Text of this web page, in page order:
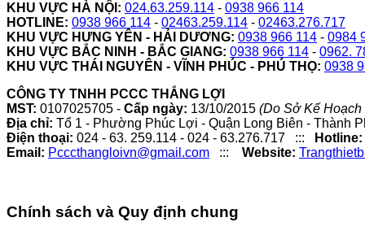
KHU VỰC HÀ NỘI: 024.63.259.114 - 0938 966 114
HOTLINE: 0938 966 114 - 02463.259.114 - 02463.276.717
KHU VỰC HƯNG YÊN - HẢI DƯƠNG: 0938 966 114 - 0984
KHU VỰC BẮC NINH - BẮC GIANG: 0938 966 114 - 0962.
KHU VỰC THÁI NGUYÊN - VĨNH PHÚC - PHÚ THỌ: 0938
CÔNG TY TNHH PCCC THẮNG LỢI
MST: 0107025705 - Cấp ngày: 13/10/2015 (Do Sở Kế
Địa chỉ: Tổ 1 - Phường Phúc Lợi - Quận Long Biên - Thành
Điện thoại: 024 - 63. 259.114 - 024 - 63.276.717 ::: Hotline:
Email: Pcccthangloivn@gmail.com ::: Website:
Chính sách và Quy định chung